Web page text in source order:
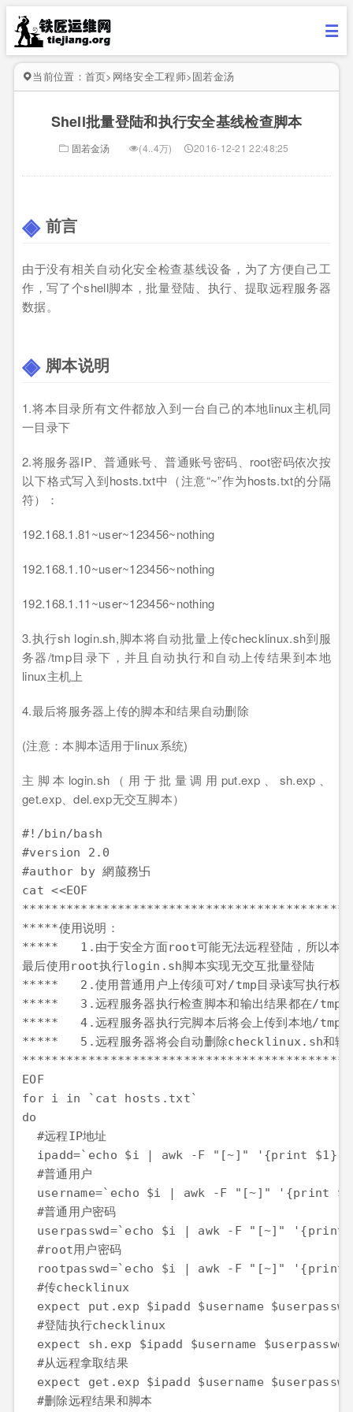
当前位置： 首页> 网络安全工程师>固若金汤
Shell批量登陆和执行安全基线检查脚本
固若金汤 (4..4万) 2016-12-21 22:48:25
前言
由于没有相关自动化安全检查基线设备，为了方便自己工
作，写了个shell脚本，批量登陆、执行、提取远程服务器
数据。
脚本说明
1.将本目录所有文件都放入到一台自己的本地linux主机同
一目录下
2.将服务器IP、普通账号、普通账号密码、root密码依次按
以下格式写入到hosts.txt中（注意“~”作为hosts.txt的分隔
符）：
192.168.1.81~user~123456~nothing
192.168.1.10~user~123456~nothing
192.168.1.11~user~123456~nothing
3.执行sh login.sh,脚本将自动批量上传checklinux.sh到服
务器/tmp目录下，并且自动执行和自动上传结果到本地
linux主机上
4.最后将服务器上传的脚本和结果自动删除
(注意：本脚本适用于linux系统)
主脚本login.sh（用于批量调用put.exp、sh.exp、
get.exp、del.exp无交互脚本）
#!/bin/bash
#version 2.0
#author by 網菔務卐
cat <<EOF
*****使用说明：
*****   1.由于安全方面root可能无法远程登陆，所以本
最后使用root执行login.sh脚本实现无交互批量
*****   2.使用普通用户上传须可对/tmp目录读写
*****   3.远程服务器执行检查脚本和输出结果都在/
*****   4.远程服务器执行完脚本后将会上传到本地
*****   5.远程服务器将会自动删除checklinux.sh
EOF
for i in `cat hosts.txt`
do
#远程IP地址
ipadd=`echo $i | awk -F "[~]" '{print $1}'`
#普通用户
username=`echo $i | awk -F "[~]" '{print
#普通用户密码
userpasswd=`echo $i | awk -F "[~]" '{print
#root用户密码
rootpasswd=`echo $i | awk -F "[~]" '{print
#传checklinux
expect put.exp $ipadd $username
#登陆执行checklinux
expect sh.exp $ipadd $username
#从远程拿取结果
expect get.exp $ipadd $username
#删除远程结果和脚本